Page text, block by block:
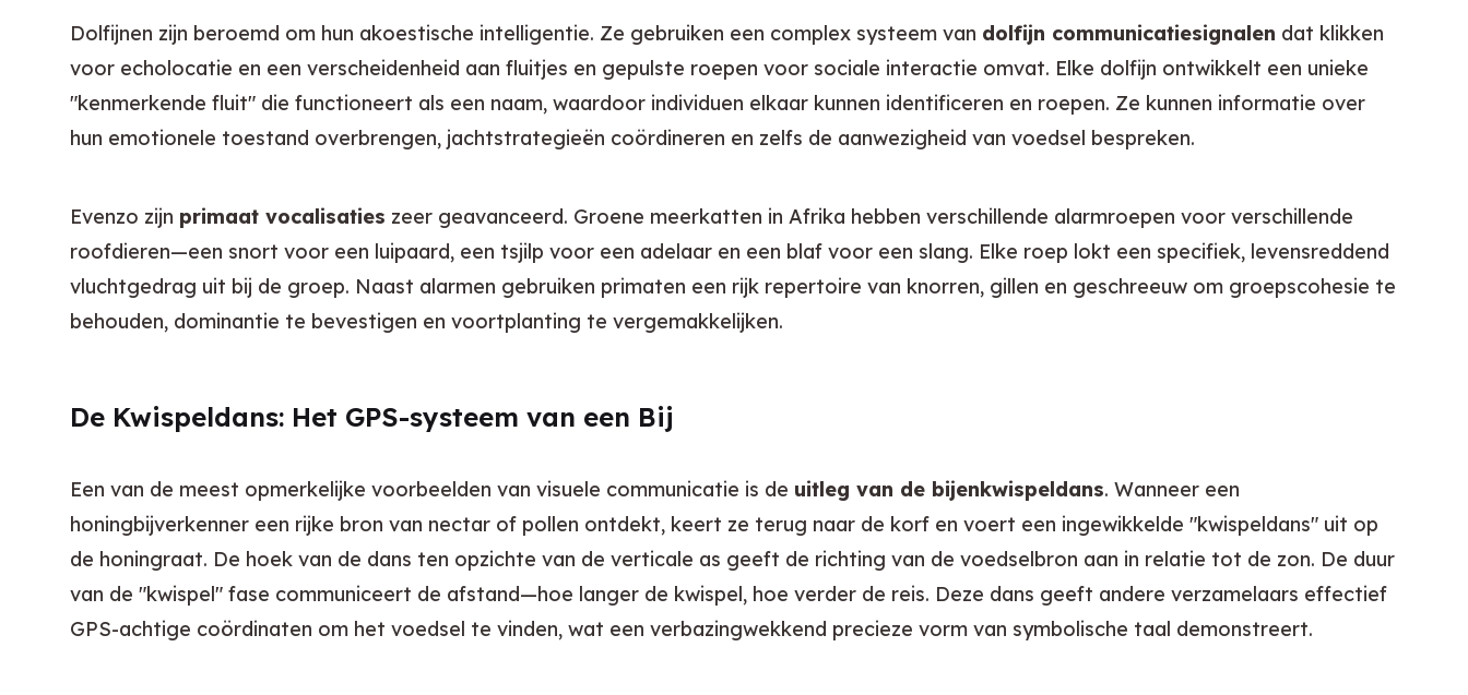
Dolfijnen zijn beroemd om hun akoestische intelligentie. Ze gebruiken een complex systeem van dolfijn communicatiesignalen dat klikken
voor echolocatie en een verscheidenheid aan fluitjes en gepulste roepen voor sociale interactie omvat. Elke dolfijn ontwikkelt een unieke
"kenmerkende fluit" die functioneert als een naam, waardoor individuen elkaar kunnen identificeren en roepen. Ze kunnen informatie over
hun emotionele toestand overbrengen, jachtstrategieën coördineren en zelfs de aanwezigheid van voedsel bespreken.
Evenzo zijn primaat vocalisaties zeer geavanceerd. Groene meerkatten in Afrika hebben verschillende alarmroepen voor verschillende
roofdieren—een snort voor een luipaard, een tsjilp voor een adelaar en een blaf voor een slang. Elke roep lokt een specifiek, levensreddend
vluchtgedrag uit bij de groep. Naast alarmen gebruiken primaten een rijk repertoire van knorren, gillen en geschreeuw om groepscohesie te
behouden, dominantie te bevestigen en voortplanting te vergemakkelijken.
De Kwispeldans: Het GPS-systeem van een Bij
Een van de meest opmerkelijke voorbeelden van visuele communicatie is de uitleg van de bijenkwispeldans. Wanneer een
honingbijverkenner een rijke bron van nectar of pollen ontdekt, keert ze terug naar de korf en voert een ingewikkelde "kwispeldans" uit op
de honingraat. De hoek van de dans ten opzichte van de verticale as geeft de richting van de voedselbron aan in relatie tot de zon. De duur
van de "kwispel" fase communiceert de afstand—hoe langer de kwispel, hoe verder de reis. Deze dans geeft andere verzamelaars effectief
GPS-achtige coördinaten om het voedsel te vinden, wat een verbazingwekkend precieze vorm van symbolische taal demonstreert.